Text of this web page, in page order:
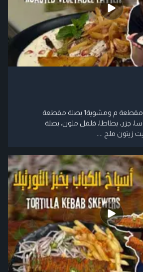
المكونات :4 أرغفة خبز مقطعة م ومشوية1 بصلة مقطعة
جزر، بطاطا، فلفل ملون، بصلة